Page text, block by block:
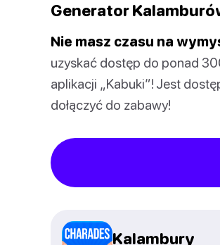
Generator
Nie masz czasu na
uzyskać dostęp do ponad
aplikacji „Kabuki”! Jest
dołączyć do zabawy!
Kalambury